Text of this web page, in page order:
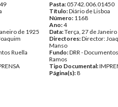
de 1925
Ruella
Pasta:05742.006.01450
Título:Diário de Lisboa
Número: 1168
Ano:4
Data:Terça, 27 de
Directores:Director:
Manso
Fundo:DRR -
Ramos
Tipo Documental:
Página(s): 8